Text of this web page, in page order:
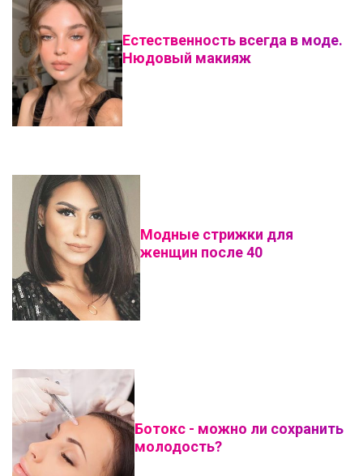
Естественность всегда в моде.
Нюдовый макияж
Модные стрижки для
женщин после 40
Ботокс - можно ли сохранить
молодость?